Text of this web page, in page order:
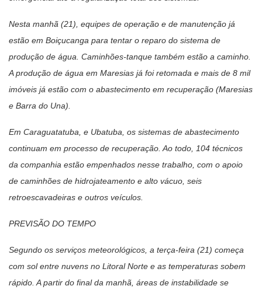
Nesta manhã (21), equipes de operação e de manutenção já
estão em Boiçucanga para tentar o reparo do sistema de
produção de água. Caminhões-tanque também estão a caminho.
A produção de água em Maresias já foi retomada e mais de 8 mil
imóveis já estão com o abastecimento em recuperação (Maresias
e Barra do Una).
Em Caraguatatuba, e Ubatuba, os sistemas de abastecimento
continuam em processo de recuperação. Ao todo, 104 técnicos
da companhia estão empenhados nesse trabalho, com o apoio
de caminhões de hidrojateamento e alto vácuo, seis
retroescavadeiras e outros veículos.
PREVISÃO DO TEMPO
Segundo os serviços meteorológicos, a terça-feira (21) começa
com sol entre nuvens no Litoral Norte e as temperaturas sobem
rápido. A partir do final da manhã, áreas de instabilidade se